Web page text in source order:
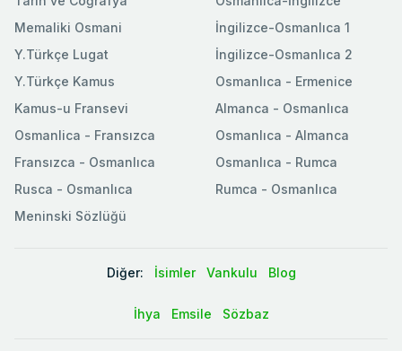
Memaliki Osmani
Y.Türkçe Lugat
Y.Türkçe Kamus
İngilizce-Osmanlıca 1
İngilizce-Osmanlıca 2
Osmanlıca - Ermenice
Kamus-u Fransevi
Osmanlica - Fransızca
Fransızca - Osmanlıca
Rusca - Osmanlıca
Meninski Sözlüğü
Almanca - Osmanlıca
Osmanlıca - Almanca
Osmanlıca - Rumca
Rumca - Osmanlıca
Diğer: İsimler Vankulu Blog
İhya Emsile Sözbaz